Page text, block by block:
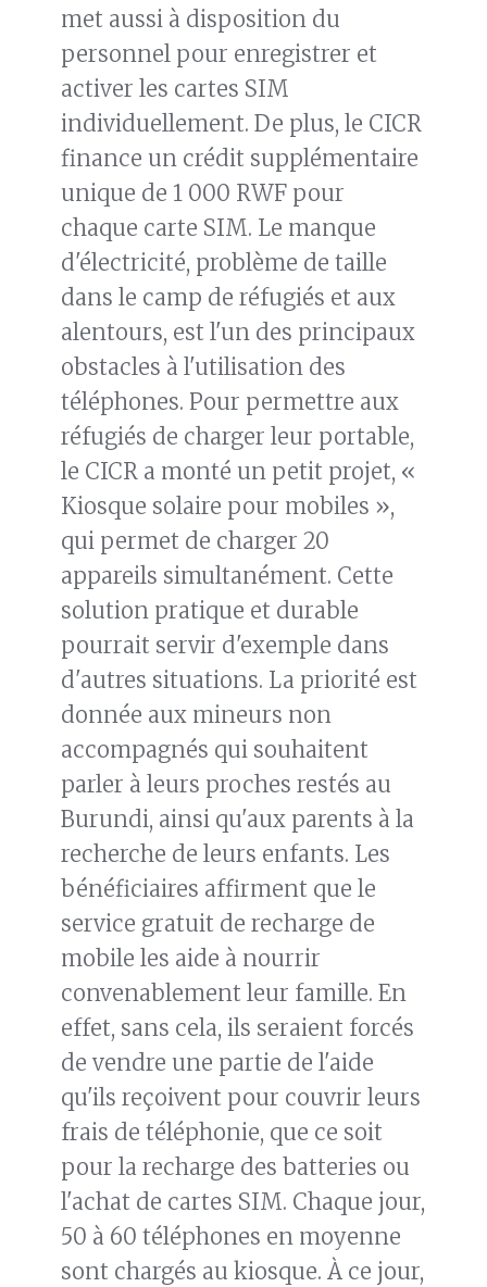
met aussi à disposition du
personnel pour enregistrer et
activer les cartes SIM
individuellement. De plus, le CICR
finance un crédit supplémentaire
unique de 1 000 RWF pour
chaque carte SIM. Le manque
d'électricité, problème de taille
dans le camp de réfugiés et aux
alentours, est l'un des principaux
obstacles à l'utilisation des
téléphones. Pour permettre aux
réfugiés de charger leur portable,
le CICR a monté un petit projet, «
Kiosque solaire pour mobiles »,
qui permet de charger 20
appareils simultanément. Cette
solution pratique et durable
pourrait servir d'exemple dans
d'autres situations. La priorité est
donnée aux mineurs non
accompagnés qui souhaitent
parler à leurs proches restés au
Burundi, ainsi qu'aux parents à la
recherche de leurs enfants. Les
bénéficiaires affirment que le
service gratuit de recharge de
mobile les aide à nourrir
convenablement leur famille. En
effet, sans cela, ils seraient forcés
de vendre une partie de l'aide
qu'ils reçoivent pour couvrir leurs
frais de téléphonie, que ce soit
pour la recharge des batteries ou
l'achat de cartes SIM. Chaque jour,
50 à 60 téléphones en moyenne
sont chargés au kiosque. À ce jour,